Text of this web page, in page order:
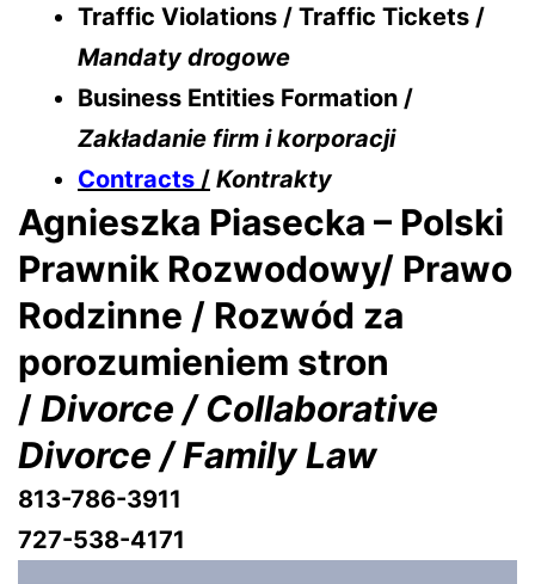
Traffic Violations / Traffic Tickets /
Mandaty drogowe
Business Entities Formation /
Zakładanie firm i korporacji
Contracts / Kontrakty
Agnieszka Piasecka – Polski
Prawnik Rozwodowy/ Prawo
Rodzinne / Rozwód za
porozumieniem stron
/Divorce / Collaborative
Divorce / Family Law
813-786-3911
727-538-4171